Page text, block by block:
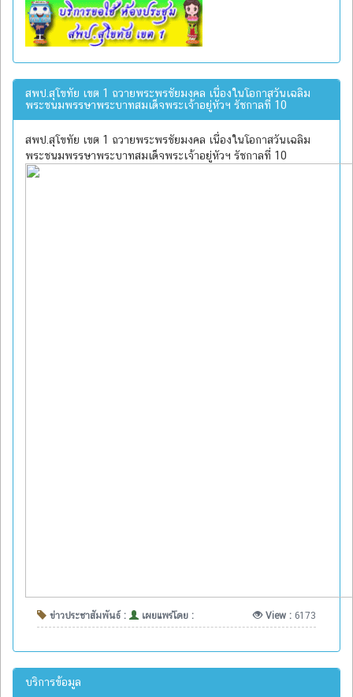
สพป.สุโขทัย เขต 1 ถวายพระพรชัยมงคล เนื่องในโอกาสวันเฉลิม
พระชนมพรรษาพระบาทสมเด็จพระเจ้าอยู่หัวฯ รัชกาลที่ 10
สพป.สุโขทัย เขต 1 ถวายพระพรชัยมงคล เนื่องในโอกาสวันเฉลิม
พระชนมพรรษาพระบาทสมเด็จพระเจ้าอยู่หัวฯ รัชกาลที่ 10
ข่าวประชาสัมพันธ์ : เผยแพร่โดย : View : 6173
บริการข้อมูล